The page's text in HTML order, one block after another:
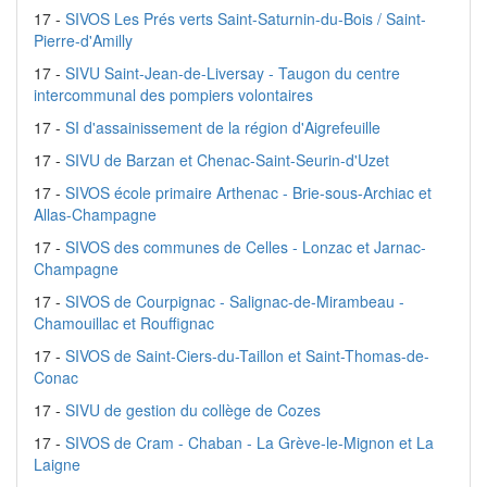
17 - SIVOS Les Prés verts Saint-Saturnin-du-Bois / Saint-
Pierre-d'Amilly
17 - SIVU Saint-Jean-de-Liversay - Taugon du centre
intercommunal des pompiers volontaires
17 - SI d'assainissement de la région d'Aigrefeuille
17 - SIVU de Barzan et Chenac-Saint-Seurin-d'Uzet
17 - SIVOS école primaire Arthenac - Brie-sous-Archiac et
Allas-Champagne
17 - SIVOS des communes de Celles - Lonzac et Jarnac-
Champagne
17 - SIVOS de Courpignac - Salignac-de-Mirambeau -
Chamouillac et Rouffignac
17 - SIVOS de Saint-Ciers-du-Taillon et Saint-Thomas-de-
Conac
17 - SIVU de gestion du collège de Cozes
17 - SIVOS de Cram - Chaban - La Grève-le-Mignon et La
Laigne